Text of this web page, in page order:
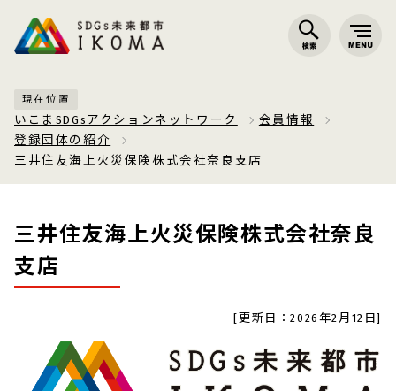
現在位置
いこまSDGsアクションネットワーク
会員情報
登録団体の紹介
三井住友海上火災保険株式会社奈良支店
三井住友海上火災保険株式会社奈良
支店
[更新日：2026年2月12日]